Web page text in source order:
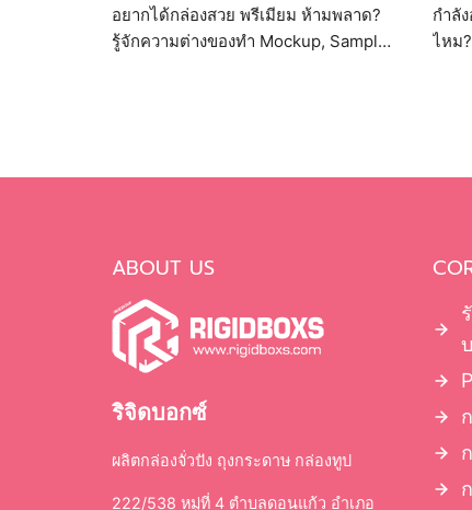
อยากได้กล่องสวย พรีเมียม ห้ามพลาด?
รู้จักความต่างของทำ Mockup, Sample
กำลั
ไหม
ABOUT US
ริจิดบอกซ์
ผลิตกล่องจั่วปัง ถุงกระดาษ กล่องทูป
222/538 หมู่ที่ 4 ตำบลดอนแก้ว อำเภอ